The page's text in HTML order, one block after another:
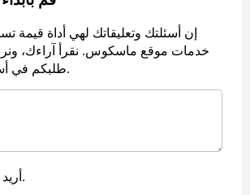
إن أسئلتك وتعليقاتك لهي أداة قيمة
خدمات موقع ماسكوس. نقرأ آراءك، ونرد
طلبكم في أسرع وقت ممكن.
أريد ردًا على رأيي.